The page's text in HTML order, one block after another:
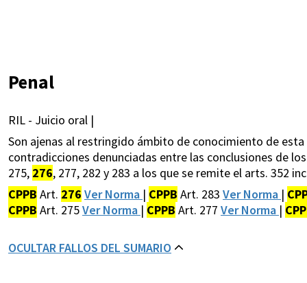
Penal
RIL - Juicio oral |
Son ajenas al restringido ámbito de conocimiento de
contradicciones denunciadas entre las conclusiones de
275, 276, 277, 282 y 283 a los que se remite el arts. 352
CPPB Art. 276 Ver Norma | CPPB Art. 283 Ver Norma |
CPPB Art. 275Ver Norma | CPPB Art. 277 Ver Norma |
OCULTAR FALLOS DEL SUMARIO